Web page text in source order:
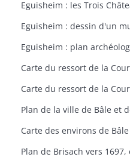
Eguisheim : dessin d'un
Eguisheim : plan
Plan de Brisach vers 1697,